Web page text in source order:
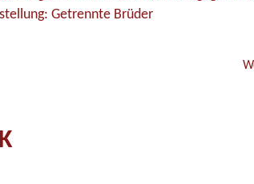
Getrennte Brüder